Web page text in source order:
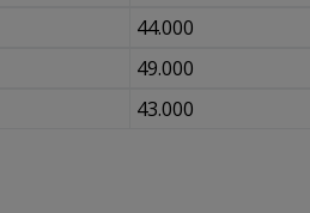
44.000
49.000
43.000